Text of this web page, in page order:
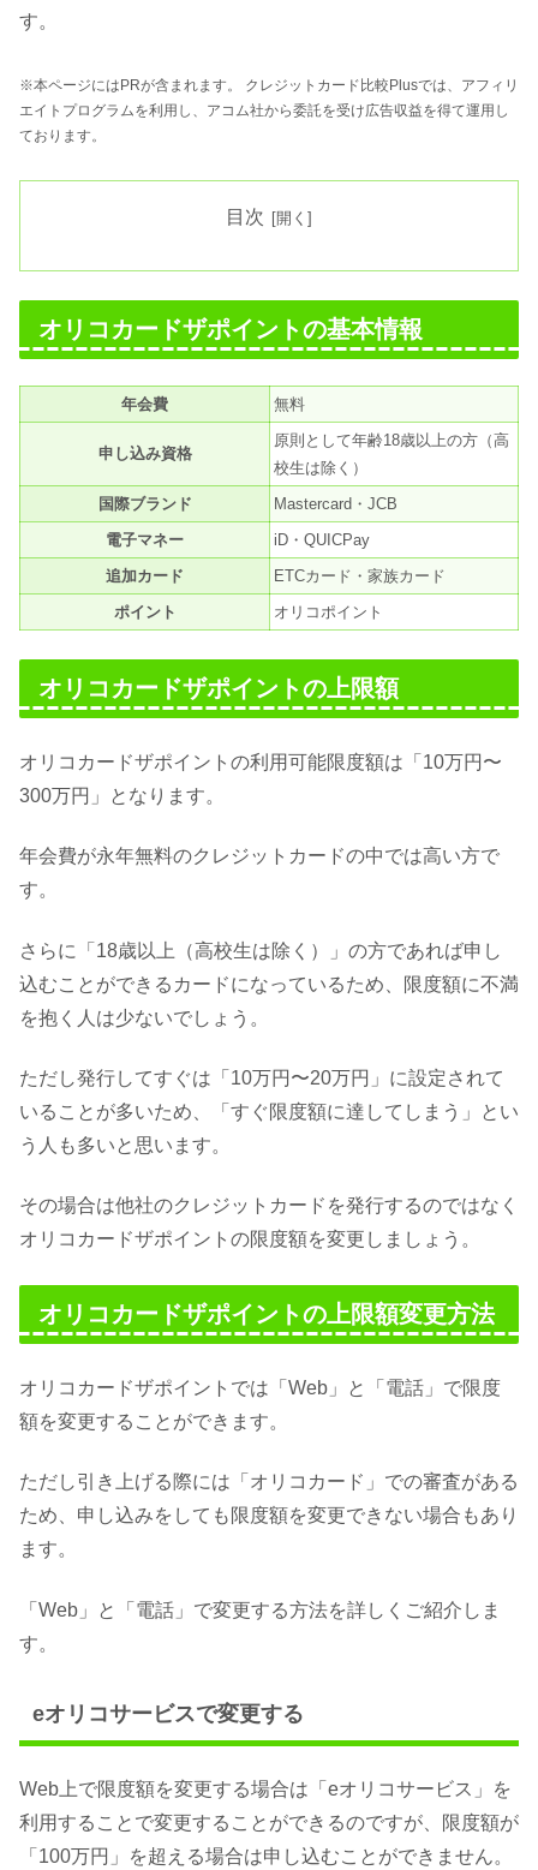
す。
※本ページにはPRが含まれます。 クレジットカード比較Plusでは、アフィリ
エイトプログラムを利用し、アコム社から委託を受け広告収益を得て運用し
ております。
目次
オリコカードザポイントの基本情報
年会費 無料
申し込み資格
原則として年齢18歳以上の方（高
校生は除く）
国際ブランド
Mastercard・JCB
電子マネー
iD・QUICPay
追加カード
ETCカード・家族カード
ポイント
オリコポイント
オリコカードザポイントの上限額
オリコカードザポイントの利用可能限度額は「10万円〜
300万円」となります。
年会費が永年無料のクレジットカードの中では高い方で
す。
さらに「18歳以上（高校生は除く）」の方であれば申し
込むことができるカードになっているため、限度額に不満
を抱く人は少ないでしょう。
ただし発行してすぐは「10万円〜20万円」に設定されて
いることが多いため、「すぐ限度額に達してしまう」とい
う人も多いと思います。
その場合は他社のクレジットカードを発行するのではなく
オリコカードザポイントの限度額を変更しましょう。
オリコカードザポイントの上限額変更方法
オリコカードザポイントでは「Web」と「電話」で限度
額を変更することができます。
ただし引き上げる際には「オリコカード」での審査がある
ため、申し込みをしても限度額を変更できない場合もあり
ます。
「Web」と「電話」で変更する方法を詳しくご紹介しま
す。
eオリコサービスで変更する
Web上で限度額を変更する場合は「eオリコサービス」を
利用することで変更することができるのですが、限度額が
「100万円」を超える場合は申し込むことができません。